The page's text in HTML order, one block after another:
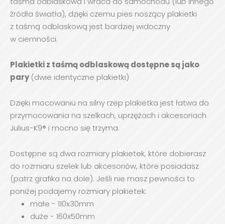
źródła światła), dzięki czemu pies noszący plakietki
z taśmą odblaskową jest bardziej widoczny
w ciemności.
Plakietki z taśmą odblaskową dostępne są jako
pary(dwie identyczne plakietki)
Dzięki mocowaniu na silny rzep plakietka jest łatwa do
przymocowania na szelkach, uprzężach i akcesoriach
Julius-K9® i mocno się trzyma.
Dostępne są dwa rozmiary plakietek, które dobierasz
do rozmiaru szelek lub akcesoriów, które posiadasz
(patrz grafika na dole). Jeśli nie masz pewności to
poniżej podajemy rozmiary plakietek:
małe - 110x30mm
duże - 160x50mm